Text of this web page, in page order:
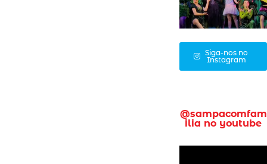
Siga-nos no
Instagram
@sampacomfam
ilia no youtube